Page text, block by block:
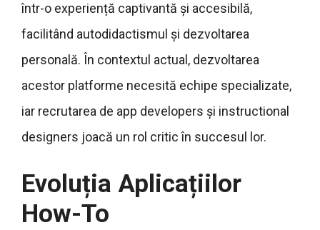
într-o experiență captivantă și accesibilă,
facilitând autodidactismul și dezvoltarea
personală. În contextul actual, dezvoltarea
acestor platforme necesită echipe specializate,
iar recrutarea de app developers și instructional
designers joacă un rol critic în succesul lor.
Evoluția Aplicațiilor
How-To